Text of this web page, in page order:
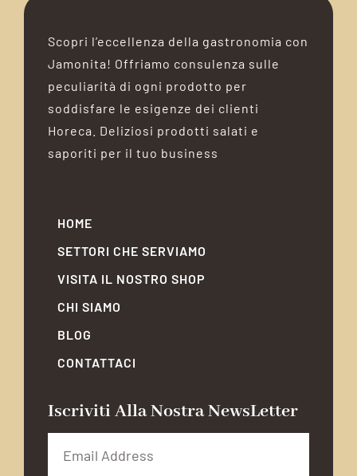
Scopri l’eccellenza della gastronomia con
Jamonita! Offriamo consulenza sulle
peculiarità di ogni prodotto per
soddisfare le esigenze dei clienti
Horeca. Deliziosi prodotti salati e
saporiti per il tuo business
HOME
SETTORI CHE SERVIAMO
VISITA IL NOSTRO SHOP
CHI SIAMO
BLOG
CONTATTACI
Iscriviti Alla Nostra NewsLetter